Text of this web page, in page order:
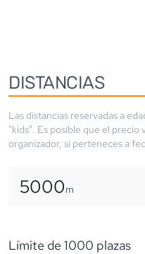
DISTANCIAS
Las distancias reservadas a
"kids". Es posible que el precio
organizador, si perteneces a
5000m
Límite de 1000 plazas